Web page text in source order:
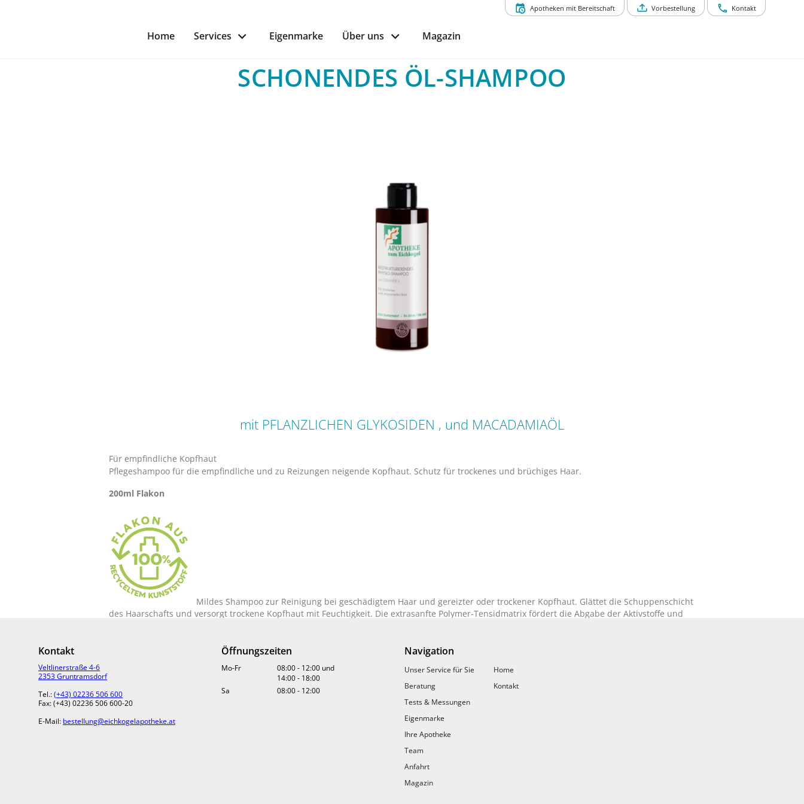
Apotheken mit Bereitschaft Vorbestellung Kontakt
Home Services Eigenmarke Über uns Magazin
SCHONENDES ÖL-SHAMPOO
mit PFLANZLICHEN GLYKOSIDEN , und MACADAMIAÖL
Für empfindliche Kopfhaut
​Pflegeshampoo für die empfindliche und zu Reizungen neigende Kopfhaut. Schutz für trockenes und brüchiges Haar.
200ml Flakon
Mildes Shampoo zur Reinigung bei geschädigtem Haar und gereizter oder trockener Kopfhaut. Glättet die Schuppenschicht
des Haarschafts und versorgt trockene Kopfhaut mit Feuchtigkeit. Die extrasanfte Polymer-Tensidmatrix fördert die Abgabe der Aktivstoffe und
Auf die nasse Kopfhaut auftragen, sanft einmassieren und ausspülen. Die Anwendung bei Bedarf wiederholen. Bei der schonenden
physiologischen Haarwäsche entsteht nur wenig Schaum: eine übermäßige Produktmenge ist unnötig.
INHALTSSTOFFE
INGREDIENTS: AQUA, SODIUM MYRETH SULFATE, LAURETH-6 CARBOXYLIC ACID, TEA-LAURYL SULFATE, COCO-BETAINE, SODIUM CHLORIDE,
SOLUBLE COLLAGEN, PIROCTONE OLAMINE, ALOE BARBADENSIS LEAF JUICE, ARGININE, CARNITINE HCL, HUMULUS LUPULUS EXTRACT,
ETHYLHEXYLGLYCERIN, IMIDAZOLIDINYL UREA, PHENOXYETHANOL, POLYQUATERNIUM-10, PPG-5-CETETH-20, PROPYLENE GLYCOL, COCAMIDE
MEA, COCAMIDE MIPA, MALTODEXTRIN, PARFUM, SODIUM BENZOATE, BENZYL BENZOATE, CITRONELLOL, LIMONENE, GERANIOL, LINALOOL,
Kontakt
Veltlinerstraße 4-6
2353 Gruntramsdorf
Tel.:(+43) 02236 506 600
Fax: (+43) 02236 506 600-20
E-Mail: bestellung@eichkogelapotheke.at
Öffnungszeiten
Mo-Fr 08:00- 12:00 und
14:00- 18:00
Sa
08:00- 12:00
Navigation
Unser Service für Sie
Beratung
Tests & Messungen
Eigenmarke
Ihre Apotheke
Team
Anfahrt
Magazin
Home
Kontakt